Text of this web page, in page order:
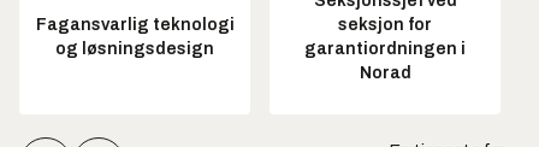
Fagansvarlig teknologi
og løsningsdesign
seksjon for
garantiordningen i
Norad